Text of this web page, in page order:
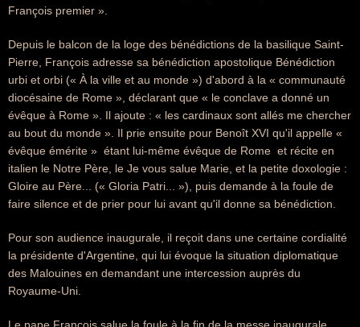
François premier ».
Depuis le balcon de la loge des bénédictions de la basilique Saint-
Pierre, François adresse sa bénédiction apostolique Bénédiction
urbi et orbi (« À la ville et au monde ») d'abord à la « communauté
diocésaine de Rome », déclarant que « le conclave a donné un
évêque à Rome ». Il ajoute : « les cardinaux sont allés me chercher
au bout du monde ». Il prie ensuite pour Benoît XVI qu'il appelle «
évêque émérite »  étant lui-même évêque de Rome  et récite en
italien le Notre Père, le Je vous salue Marie, et la petite doxologie :
Gloire au Père... (« Gloria Patri... »), puis demande à la foule de
faire silence et de prier pour lui avant qu'il donne sa bénédiction.
Pour son audience inaugurale, il reçoit dans une certaine cordialité
la présidente d'Argentine, qui lui évoque la situation diplomatique
des Malouines en demandant une intercession auprès du
Royaume-Uni.